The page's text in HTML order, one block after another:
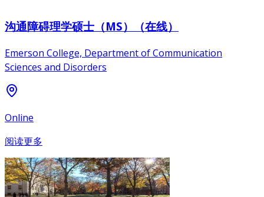
沟通障碍理学硕士（MS）（在线）
Emerson College, Department of Communication
Sciences and Disorders
Online
阅读更多